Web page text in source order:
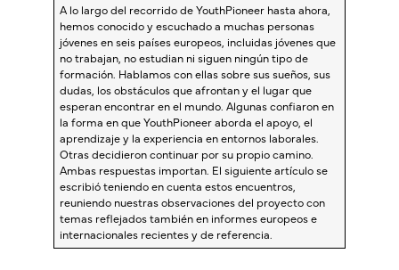
A lo largo del recorrido de YouthPioneer hasta ahora,
hemos conocido y escuchado a muchas personas
jóvenes en seis países europeos, incluidas jóvenes que
no trabajan, no estudian ni siguen ningún tipo de
formación. Hablamos con ellas sobre sus sueños, sus
dudas, los obstáculos que afrontan y el lugar que
esperan encontrar en el mundo. Algunas confiaron en
la forma en que YouthPioneer aborda el apoyo, el
aprendizaje y la experiencia en entornos laborales.
Otras decidieron continuar por su propio camino.
Ambas respuestas importan. El siguiente artículo se
escribió teniendo en cuenta estos encuentros,
reuniendo nuestras observaciones del proyecto con
temas reflejados también en informes europeos e
internacionales recientes y de referencia.